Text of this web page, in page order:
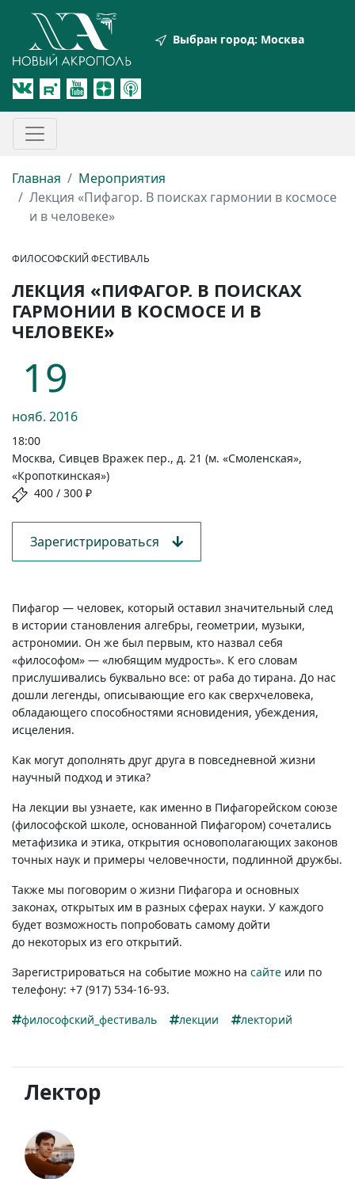
Выбран город: Москва
Главная
Мероприятия
Лекция «Пифагор. В поисках гармонии в космосе
и в человеке»
ФИЛОСОФСКИЙ ФЕСТИВАЛЬ
ЛЕКЦИЯ «ПИФАГОР. В ПОИСКАХ
ГАРМОНИИ В КОСМОСЕ И В
ЧЕЛОВЕКЕ»
19
нояб. 2016
18:00
Москва, Сивцев Вражек пер., д. 21 (м. «Смоленская»,
«Кропоткинская»)
400 / 300 ₽
Зарегистрироваться
Пифагор — человек, который оставил значительный след
в истории становления алгебры, геометрии, музыки,
астрономии. Он же был первым, кто назвал себя
«философом» — «любящим мудрость». К его словам
прислушивались буквально все: от раба до тирана. До нас
дошли легенды, описывающие его как сверхчеловека,
обладающего способностями ясновидения, убеждения,
исцеления.
Как могут дополнять друг друга в повседневной жизни
научный подход и этика?
На лекции вы узнаете, как именно в Пифагорейском союзе
(философской школе, основанной Пифагором) сочетались
метафизика и этика, открытия основополагающих законов
точных наук и примеры человечности, подлинной дружбы.
Также мы поговорим о жизни Пифагора и основных
законах, открытых им в разных сферах науки. У каждого
будет возможность попробовать самому дойти
до некоторых из его открытий.
Зарегистрироваться на событие можно на сайте или по
телефону: +7 (917) 534-16-93.
философский_фестиваль
лекции лекторий
Лектор